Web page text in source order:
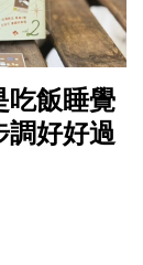
吃飯睡覺
調好好過